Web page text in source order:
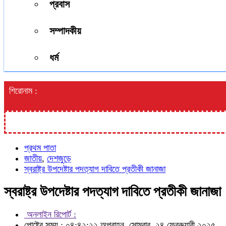
প্রবাস
সম্পাদকীয়
ধর্ম
শিরোনাম :
প্রথম পাতা
জাতীয়, দেশজুড়ে
স্বরাষ্ট্র উপদেষ্টার পদত্যাগ দাবিতে প্রতীকী জানাজা
স্বরাষ্ট্র উপদেষ্টার পদত্যাগ দাবিতে প্রতীকী জানাজা
অনলাইন রিপোর্ট :